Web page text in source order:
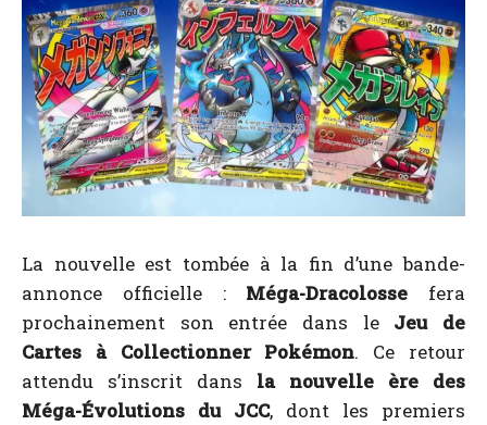
La nouvelle est tombée à la fin d’une bande-
annonce officielle : Méga-Dracolosse fera
prochainement son entrée dans le Jeu de
Cartes à Collectionner Pokémon. Ce retour
attendu s’inscrit dans la nouvelle ère des
Méga-Évolutions du JCC, dont les premiers